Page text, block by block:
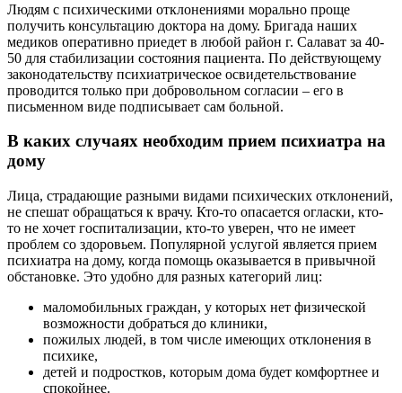
Людям с психическими отклонениями морально проще
получить консультацию доктора на дому. Бригада наших
медиков оперативно приедет в любой район г. Салават за 40-
50 для стабилизации состояния пациента. По действующему
законодательству психиатрическое освидетельствование
проводится только при добровольном согласии – его в
письменном виде подписывает сам больной.
В каких случаях необходим прием психиатра на
дому
Лица, страдающие разными видами психических отклонений,
не спешат обращаться к врачу. Кто-то опасается огласки, кто-
то не хочет госпитализации, кто-то уверен, что не имеет
проблем со здоровьем. Популярной услугой является прием
психиатра на дому, когда помощь оказывается в привычной
обстановке. Это удобно для разных категорий лиц:
маломобильных граждан, у которых нет физической
возможности добраться до клиники,
пожилых людей, в том числе имеющих отклонения в
психике,
детей и подростков, которым дома будет комфортнее и
спокойнее.